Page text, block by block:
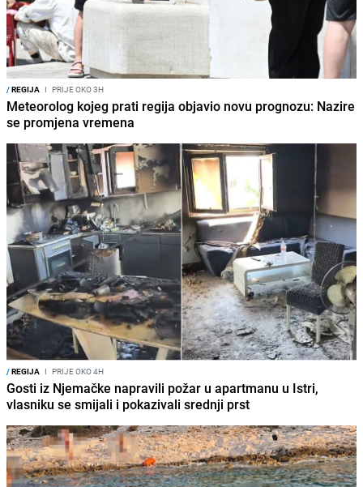
/REGIJA I PRIJE OKO 3H
Meteorolog kojeg prati regija objavio novu prognozu: Nazire
se promjena vremena
/REGIJA I PRIJE OKO 4H
Gosti iz Njemačke napravili požar u apartmanu u Istri,
vlasniku se smijali i pokazivali srednji prst